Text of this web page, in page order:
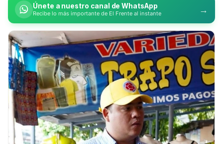
Únete a nuestro canal de WhatsApp
Recibe lo más importante de El Frente al instante →